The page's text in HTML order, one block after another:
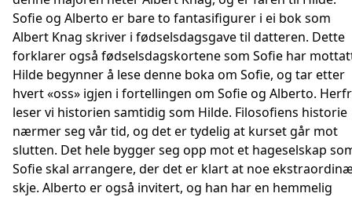
Sofie og Alberto er bare to fantasifigurer i ei bok som
Albert Knag skriver i fødselsdagsgave til datteren. Dette
forklarer også fødselsdagskortene som Sofie har
Hilde begynner å lese denne boka om Sofie, og tar etter
hvert «oss» igjen i fortellingen om Sofie og Alberto.
leser vi historien samtidig som Hilde. Filosofiens historie
nærmer seg vår tid, og det er tydelig at kurset går mot
slutten. Det hele bygger seg opp mot et hageselskap
Sofie skal arrangere, der det er klart at noe
skje. Alberto er også invitert, og han har en hemmelig